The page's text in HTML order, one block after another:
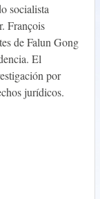
socialista
François
de Falun Gong
El
por
jurídicos.